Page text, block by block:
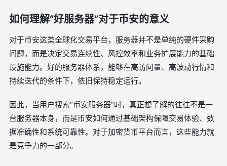
如何理解“好服务器”对于币安的意义
对于币安这类全球化交易平台，服务器并不是单纯的硬件采购
问题，而是决定交易连续性、风控效率和业务扩展能力的基础
设施能力。好的服务器体系，能够在高访问量、高波动行情和
持续迭代的条件下，依旧保持稳定运行。
因此，当用户搜索“币安服务器”时，真正想了解的往往不是一
台服务器本身，而是币安如何通过基础架构保障交易体验、数
据准确性和系统可靠性。对于加密货币平台而言，这些能力就
是竞争力的一部分。